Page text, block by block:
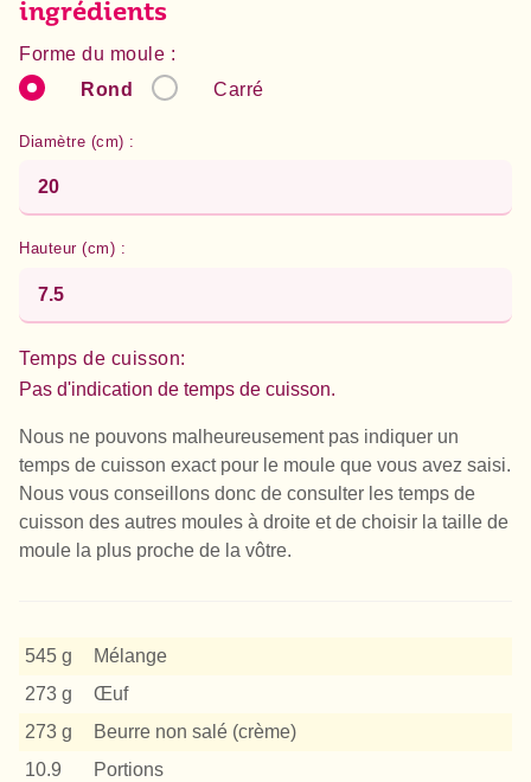
ingrédients
Forme du moule :
Rond
Carré
Diamètre (cm) :
Hauteur (cm) :
Temps de cuisson:
Pas d'indication de temps de cuisson.
Nous ne pouvons malheureusement pas indiquer un
temps de cuisson exact pour le moule que vous avez saisi.
Nous vous conseillons donc de consulter les temps de
cuisson des autres moules à droite et de choisir la taille de
moule la plus proche de la vôtre.
545 g
Mélange
273 g
Œuf
273 g
Beurre non salé (crème)
10.9
Portions